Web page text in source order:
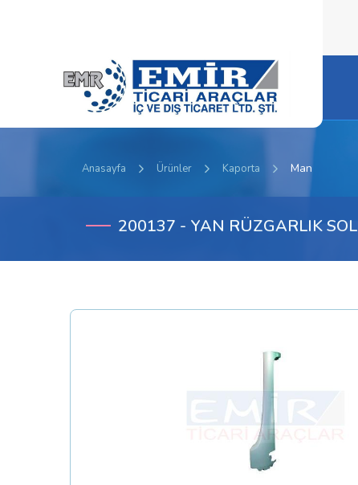
Anasayfa Ürünler Kaporta Man
200137 - YAN RÜZGARLIK SOL